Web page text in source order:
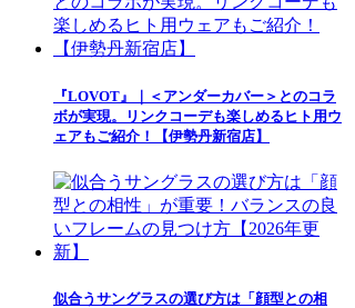
『LOVOT』｜＜アンダーカバー＞とのコラ
ボが実現。リンクコーデも楽しめるヒト用ウ
ェアもご紹介！【伊勢丹新宿店】
似合うサングラスの選び方は「顔型との相